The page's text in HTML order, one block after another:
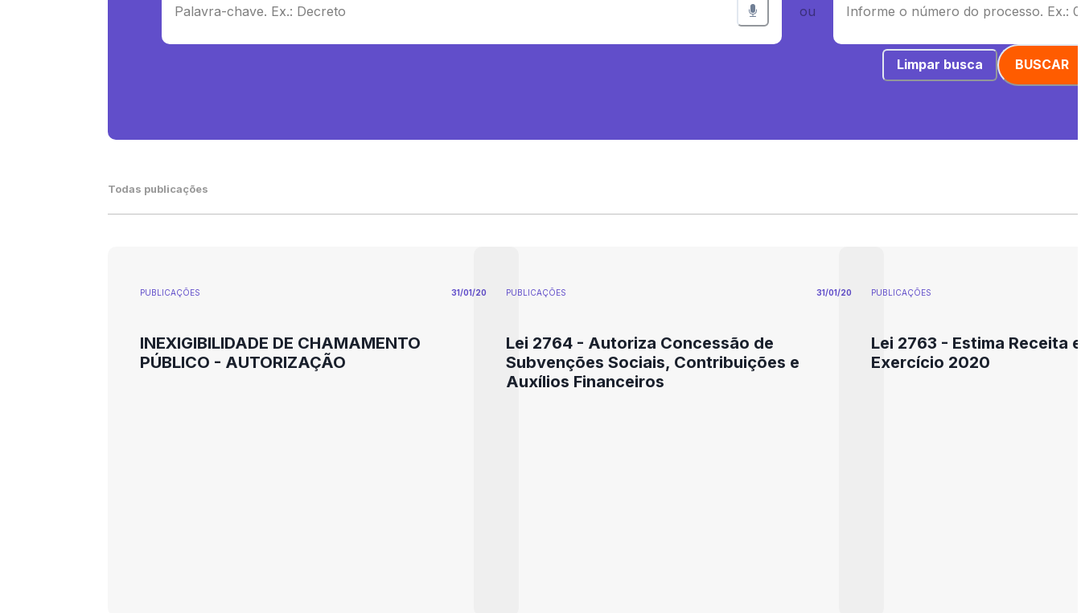
ou
Limpar busca BUSCAR
Todas publicações
PUBLICAÇÕES 31/01/20
INEXIGIBILIDADE DE CHAMAMENTO
PÚBLICO - AUTORIZAÇÃO
PUBLICAÇÕES 31/01/20
Lei 2764 - Autoriza Concessão de
Subvenções Sociais, Contribuições e
Auxílios Financeiros
PUBLICAÇÕES
Lei 2763 - Estima Receita
Exercício 2020